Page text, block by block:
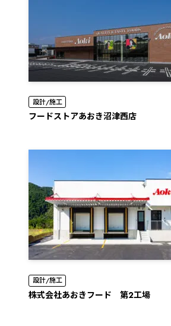
設計/施工
フードストアあおき沼津西店
設計/施工
株式会社あおきフード 第2工場